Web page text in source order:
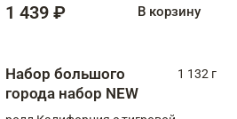
чукой
1 439 ₽ В корзину
Набор большого
города набор NEW
1 132 г